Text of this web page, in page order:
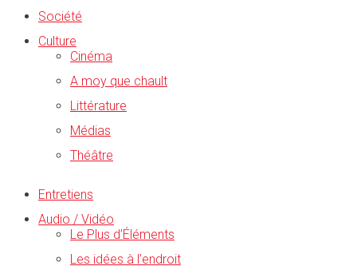
Société
Culture
Cinéma
A moy que chault
Littérature
Médias
Théâtre
Entretiens
Audio / Vidéo
Le Plus d’Éléments
Les idées à l’endroit